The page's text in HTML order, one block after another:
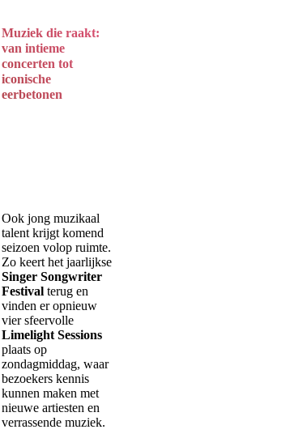
Muziek die raakt:
van intieme
concerten tot
iconische
eerbetonen
Ook jong muzikaal
talent krijgt komend
seizoen volop ruimte.
Zo keert het jaarlijkse
Singer Songwriter
Festival terug en
vinden er opnieuw
vier sfeervolle
Limelight Sessions
plaats op
zondagmiddag, waar
bezoekers kennis
kunnen maken met
nieuwe artiesten en
verrassende muziek.